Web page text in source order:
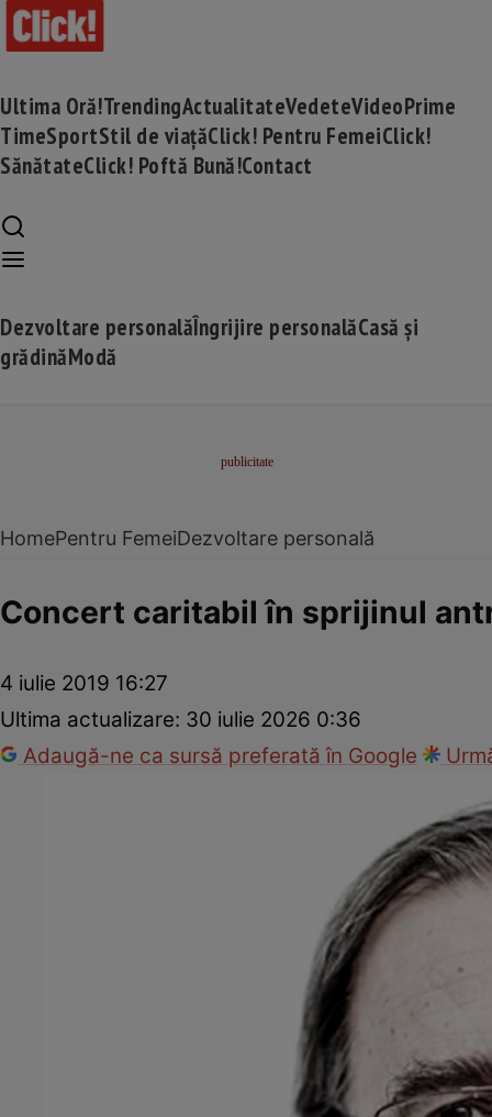
Ultima Oră!TrendingActualitateVedeteVideoPrime
TimeSportStil de viațăClick! Pentru FemeiClick!
SănătateClick! Poftă Bună!Contact
Dezvoltare personalăÎngrijire personalăCasă și
grădinăModă
HomePentru FemeiDezvoltare personală
Concert caritabil în sprijinul
4 iulie 2019 16:27
Ultima actualizare: 30 iulie 2026 0:36
Adaugă-ne ca sursă preferată în Google